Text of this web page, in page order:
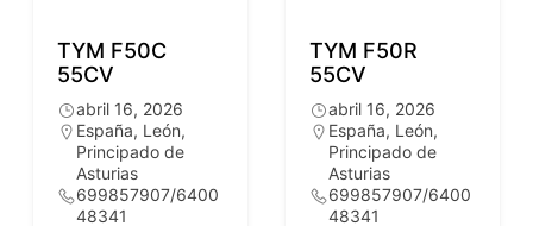
TYM F50C
55CV
abril 16, 2026
España, León,
Principado de
Asturias
699857907/6400
48341
TYM F50R
55CV
abril 16, 2026
España, León,
Principado de
Asturias
699857907/6400
48341